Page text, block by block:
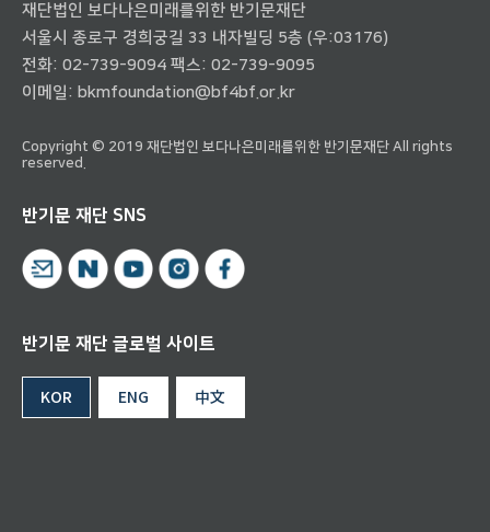
재단법인 보다나은미래를위한 반기문재단
서울시 종로구 경희궁길 33 내자빌딩 5층 (우:03176)
전화: 02-739-9094 팩스: 02-739-9095
이메일: bkmfoundation@bf4bf.or.kr
Copyright © 2019 재단법인 보다나은미래를위한 반기문재단 All rights
reserved.
반기문 재단 SNS
반기문 재단 글로벌 사이트
KOR ENG 中文